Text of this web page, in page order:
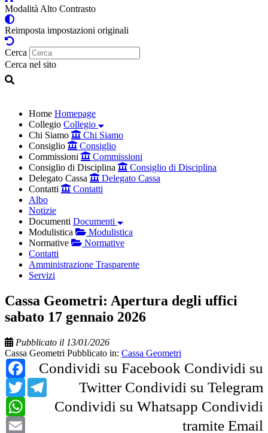
Modalità Alto Contrasto
Reimposta impostazioni originali
Cerca
Cerca nel sito
Home Homepage
Collegio Collegio
Chi Siamo
Chi Siamo
Consiglio
Consiglio
Commissioni
Commissioni
Consiglio di Disciplina
Consiglio di Disciplina
Delegato Cassa
Delegato Cassa
Contatti
Contatti
Albo
Notizie
Documenti Documenti
Modulistica
Modulistica
Normative
Normative
Contatti
Amministrazione Trasparente
Servizi
Cassa Geometri: Apertura degli uffici
sabato 17 gennaio 2026
Pubblicato il 13/01/2026
Cassa Geometri Pubblicato in: Cassa Geometri
Condividi su Facebook
Facebook
Condividi su
Twitter
Twitter Condividi su Telegram
Telegram
Condividi su Whatsapp
WhatsApp
Condividi
tramite Email